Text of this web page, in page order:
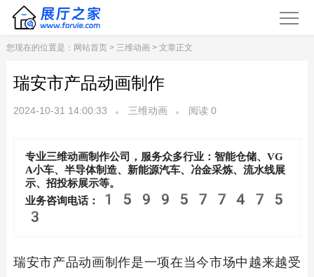
您现在的位置是： 网站首页> 三维动画> 文章正文
瑞安市产品动画制作
2024-10-31 14:00:33 三维动画 阅读 0
专业三维动画制作公司，服务众多行业：智能仓储、VG
A小车、半导体制造、新能源汽车、冶金采炼、流水线展
示、招投标展示等。
业务咨询电话：
1599577475
3
瑞安市产品动画制作是一项在当今市场中越来越受